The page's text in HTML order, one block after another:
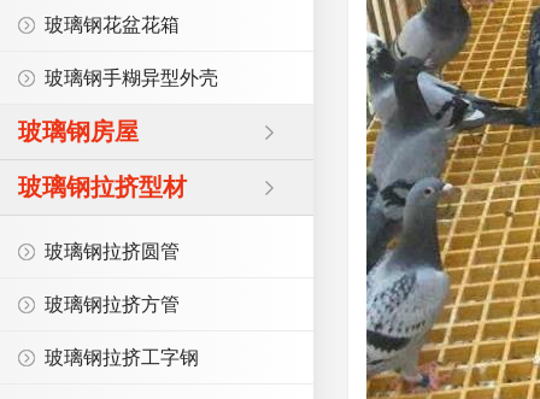
玻璃钢花盆花箱
玻璃钢手糊异型外壳
玻璃钢房屋
玻璃钢拉挤型材
玻璃钢拉挤圆管
玻璃钢拉挤方管
玻璃钢拉挤工字钢